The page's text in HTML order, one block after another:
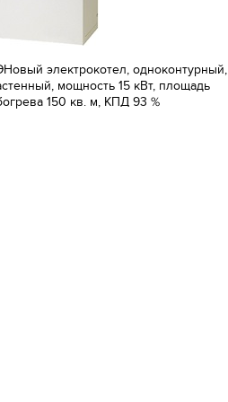
электрокотел, одноконтурный,
мощность 15 кВт, площадь
150 кв. м, КПД 93 %